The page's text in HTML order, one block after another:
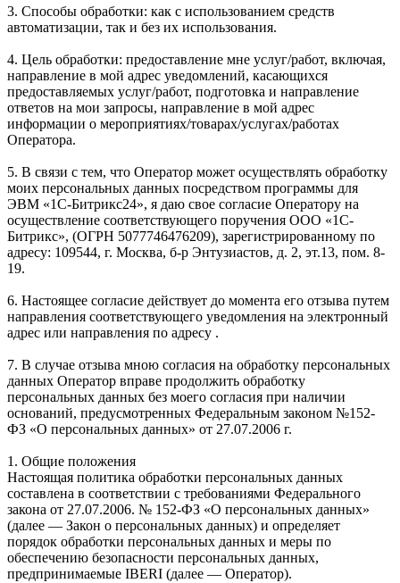
3. Способы обработки: как с использованием средств
автоматизации, так и без их использования.
4. Цель обработки: предоставление мне услуг/работ, включая,
направление в мой адрес уведомлений, касающихся
предоставляемых услуг/работ, подготовка и направление
ответов на мои запросы, направление в мой адрес
информации о мероприятиях/товарах/услугах/работах
Оператора.
5. В связи с тем, что Оператор может осуществлять обработку
моих персональных данных посредством программы для
ЭВМ «1С-Битрикс24», я даю свое согласие Оператору на
осуществление соответствующего поручения ООО «1С-
Битрикс», (ОГРН 5077746476209), зарегистрированному по
адресу: 109544, г. Москва, б-р Энтузиастов, д. 2, эт.13, пом. 8-
19.
6. Настоящее согласие действует до момента его отзыва путем
направления соответствующего уведомления на электронный
адрес или направления по адресу .
7. В случае отзыва мною согласия на обработку персональных
данных Оператор вправе продолжить обработку
персональных данных без моего согласия при наличии
оснований, предусмотренных Федеральным законом №152-
ФЗ «О персональных данных» от 27.07.2006 г.
1. Общие положения
Настоящая политика обработки персональных данных
составлена в соответствии с требованиями Федерального
закона от 27.07.2006. № 152-ФЗ «О персональных данных»
(далее — Закон о персональных данных) и определяет
порядок обработки персональных данных и меры по
обеспечению безопасности персональных данных,
предпринимаемые IBERI (далее — Оператор).